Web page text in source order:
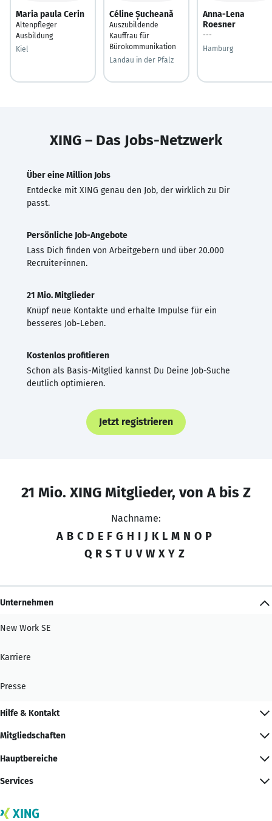
Maria paula Cerin
Altenpfleger
Ausbildung
Kiel
Céline Șucheană
Auszubildende
Kauffrau für
Bürokommunikation
Landau in der Pfalz
Anna-Lena
Roesner
---
Hamburg
XING – Das Jobs-Netzwerk
Über eine Million Jobs
Entdecke mit XING genau den Job, der wirklich zu Dir
passt.
Persönliche Job-Angebote
Lass Dich finden von Arbeitgebern und über 20.000
Recruiter·innen.
21 Mio. Mitglieder
Knüpf neue Kontakte und erhalte Impulse für ein
besseres Job-Leben.
Kostenlos profitieren
Schon als Basis-Mitglied kannst Du Deine Job-Suche
deutlich optimieren.
Jetzt registrieren
21 Mio. XING Mitglieder, von A bis Z
Nachname:
A B C D E F G H I J K L M N O P
Q R S T U V W X Y Z
Unternehmen
New Work SE
Karriere
Presse
Hilfe & Kontakt
Mitgliedschaften
Hauptbereiche
Services